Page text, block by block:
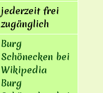
jederzeit frei
zugänglich
Burg
Schönecken bei
Wikipedia
Burg